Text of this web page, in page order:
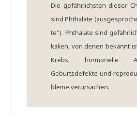
Die gefähr­lich­sten die­ser
sind Phtha­la­te
te''). Phtha­la­te sind
ka­li­en, von denen bekannt
Krebs, hor­mo­nel­le
Geburts­de­fek­te und
ble­me ver­ur­sa­chen.